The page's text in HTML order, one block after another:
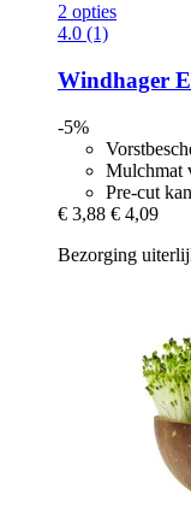
2 opties
4.0 (1)
Windhager
-5%
Mulchmat
Pre-cut
€ 3,88 € 4,09
Bezorging